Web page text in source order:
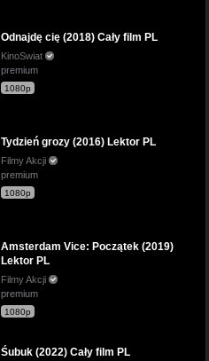
Odnajdę cię (2018) Cały film PL
KinoSwiat
premium
1080p
Tydzień grozy (2016) Lektor PL
Filmy Akcji
premium
1080p
Amsterdam Vice: Początek (2019)
Lektor PL
Filmy Akcji
premium
1080p
Śubuk (2022) Cały film PL